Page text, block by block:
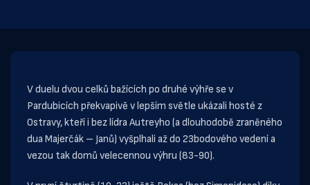
V duelu dvou celků bažících po druhé výhře se v
Pardubicích překvapivě v lepším světle ukázali hosté z
Ostravy, kteří i bez lídra Autreyho (a dlouhodobě zraněného
dua Majerčák – Janů) vyšplhali až do 23bodového vedení a
vezou tak domů velecennou výhru (83-90).